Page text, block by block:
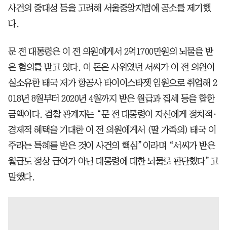
사건의 중대성 등을 고려해 서울중앙지법에 공소를 제기했
다.
문 전 대통령은 이 전 의원에게서 2억1700만원의 뇌물을 받
은 혐의를 받고 있다. 이 돈은 사위였던 서씨가 이 전 의원이
실소유한 태국 저가 항공사 타이이스타젯 임원으로 취업해 2
018년 8월부터 2020년 4월까지 받은 월급과 집세 등을 합한
금액이다. 검찰 관계자는 “문 전 대통령이 자신에게 정치적·
경제적 혜택을 기대한 이 전 의원에게서 (딸 가족의) 태국 이
주라는 특혜를 받은 것이 사건의 핵심”이라며 “서씨가 받은
월급도 정상 급여가 아닌 대통령에 대한 뇌물로 판단했다”고
말했다.